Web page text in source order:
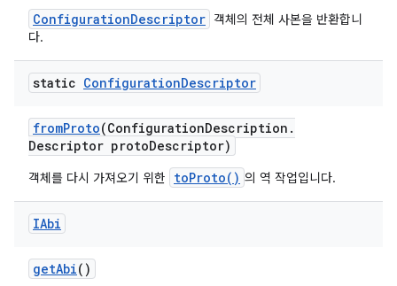
ConfigurationDescriptor 객체의 전체 사본을 반환합니
다.
static ConfigurationDescriptor
fromProto(ConfigurationDescription .
Descriptor protoDescriptor)
객체를 다시 가져오기 위한 toProto() 의 역 작업입니다.
IAbi
getAbi()